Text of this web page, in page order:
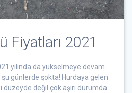
Fiyatları 2021
yılında da yükselmeye devam
günlerde şokta! Hurdaya gelen
değil çok aşırı durumda.